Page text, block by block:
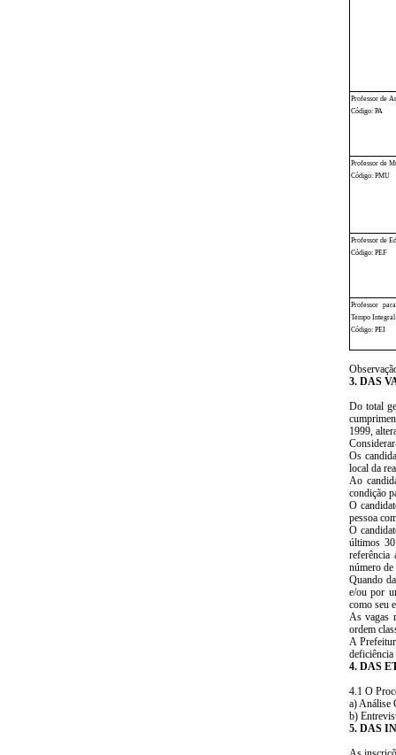
Professor de
Código: PA
Professor de
Código: PMU
Professor de
Código: PEF
Professor
Tempo Integral
Código: PEI
3. DAS
Do total
1999,
Os
local da
Ao
condição
O
pessoa
O
últimos
referência
número
Quando
e/ou por
como seu
As vagas
ordem
A
deficiência
4. DAS
4.1 O
a) Análise
b)
5. DAS